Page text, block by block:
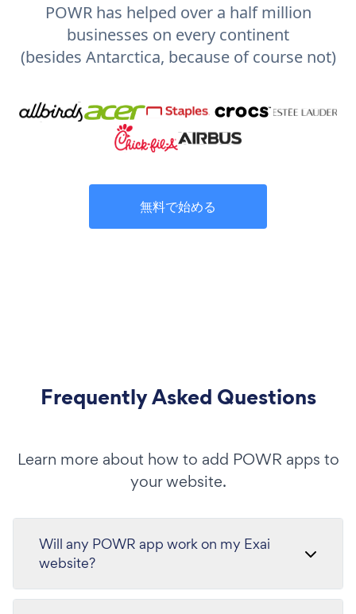
POWR has helped over a half million
businesses on every continent
(besides Antarctica, because of course not)
無料で始める
Frequently Asked Questions
Learn more about how to add POWR apps to
your website.
Will any POWR app work on my Exai
website?